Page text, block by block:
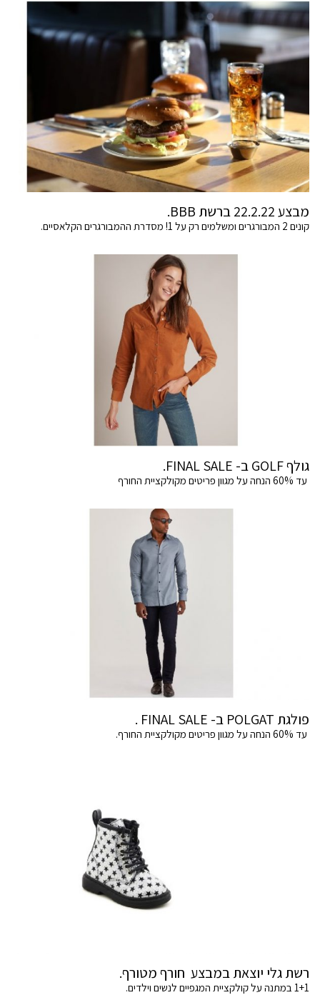
מבצע 22.2.22 ברשת BBB.
קונים 2 המבורגרים ומשלמים רק על 1! מסדרת ההמבורגרים הקלאסיים.
גולף GOLF ב- FINAL SALE.
עד 60% הנחה על מגוון פריטים מקולקציית החורף
פולגת POLGAT ב- FINAL SALE .
עד 60% הנחה על מגוון פריטים מקולקציית החורף.
רשת גלי יוצאת במבצע חורף מטורף.
1+1 במתנה על קולקציית המגפיים לנשים וילדים.